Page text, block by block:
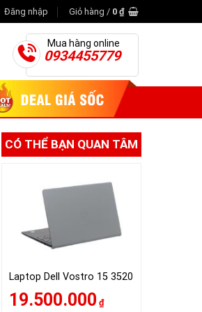
Đăng nhập Giỏ hàng / 0 ₫
Mua hàng online
0934455779
CÓ THỂ BẠN QUAN TÂM
Laptop Dell Vostro 15 3520
19.500.000 ₫